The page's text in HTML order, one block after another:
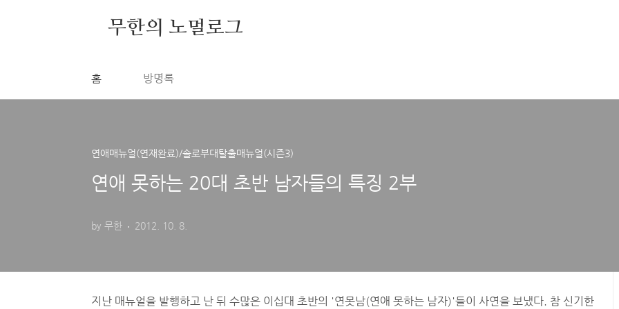
무한의 노멀로그
홈 방명록
연애매뉴얼(연재완료)/솔로부대탈출매뉴얼(시즌3)
연애 못하는 20대 초반 남자들의 특징 2부
by 무한 2012. 10. 8.
지난 매뉴얼을 발행하고 난 뒤 수많은 이십대 초반의 '연못남(연애 못하는 남자)'들이 사연을 보냈다. 참 신기한